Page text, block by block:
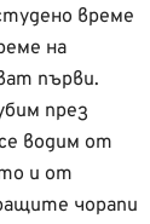
време
на
първи.
през
водим от
и от
чорапи